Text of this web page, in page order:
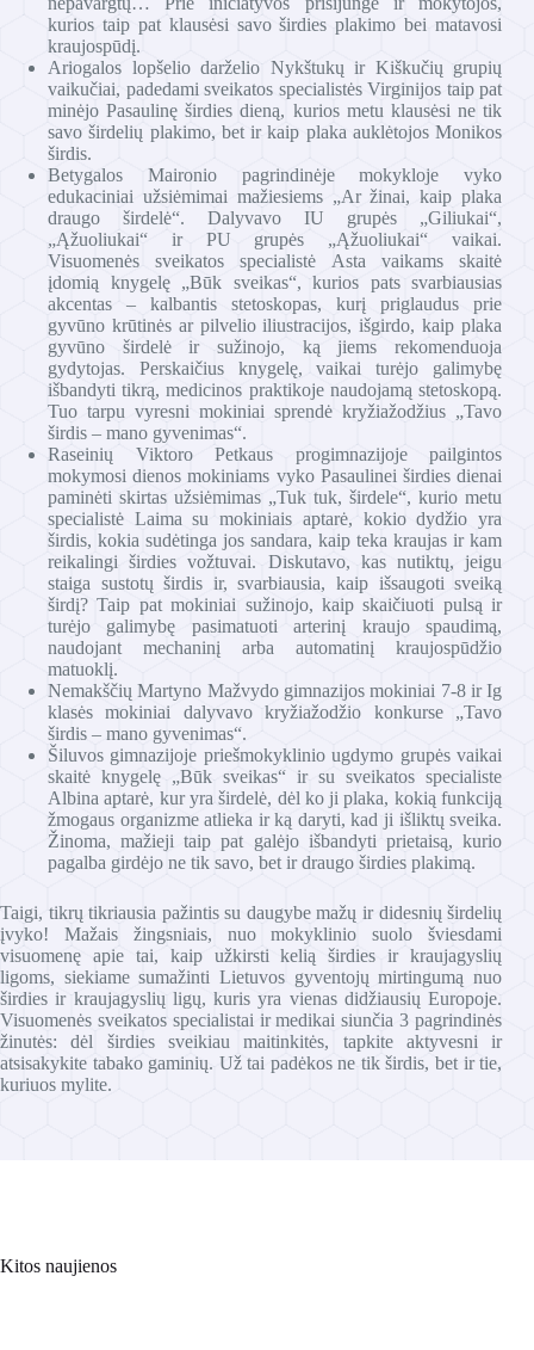
kurios taip pat klausėsi savo širdies plakimo bei matavosi
kraujospūdį.
Ariogalos lopšelio darželio Nykštukų ir Kiškučių grupių
vaikučiai, padedami sveikatos specialistės Virginijos taip pat
minėjo Pasaulinę širdies dieną, kurios metu klausėsi ne tik
savo širdelių plakimo, bet ir kaip plaka auklėtojos Monikos
širdis.
Betygalos Maironio pagrindinėje mokykloje vyko
edukaciniai užsiėmimai mažiesiems „Ar žinai, kaip plaka
draugo širdelė“. Dalyvavo IU grupės „Giliukai“,
„Ąžuoliukai“ ir PU grupės „Ąžuoliukai“ vaikai.
Visuomenės sveikatos specialistė Asta vaikams skaitė
įdomią knygelę „Būk sveikas“, kurios pats svarbiausias
akcentas – kalbantis stetoskopas, kurį priglaudus prie
gyvūno krūtinės ar pilvelio iliustracijos, išgirdo, kaip plaka
gyvūno širdelė ir sužinojo, ką jiems rekomenduoja
gydytojas. Perskaičius knygelę, vaikai turėjo galimybę
išbandyti tikrą, medicinos praktikoje naudojamą stetoskopą.
Tuo tarpu vyresni mokiniai sprendė kryžiažodžius „Tavo
širdis – mano gyvenimas“.
Raseinių Viktoro Petkaus progimnazijoje pailgintos
mokymosi dienos mokiniams vyko Pasaulinei širdies dienai
paminėti skirtas užsiėmimas „Tuk tuk, širdele“, kurio metu
specialistė Laima su mokiniais aptarė, kokio dydžio yra
širdis, kokia sudėtinga jos sandara, kaip teka kraujas ir kam
reikalingi širdies vožtuvai. Diskutavo, kas nutiktų, jeigu
staiga sustotų širdis ir, svarbiausia, kaip išsaugoti sveiką
širdį? Taip pat mokiniai sužinojo, kaip skaičiuoti pulsą ir
turėjo galimybę pasimatuoti arterinį kraujo spaudimą,
naudojant mechaninį arba automatinį kraujospūdžio
matuoklį.
Nemakščių Martyno Mažvydo gimnazijos mokiniai 7-8 ir Ig
klasės mokiniai dalyvavo kryžiažodžio konkurse „Tavo
širdis – mano gyvenimas“.
Šiluvos gimnazijoje priešmokyklinio ugdymo grupės vaikai
skaitė knygelę „Būk sveikas“ ir su sveikatos specialiste
Albina aptarė, kur yra širdelė, dėl ko ji plaka, kokią funkciją
žmogaus organizme atlieka ir ką daryti, kad ji išliktų sveika.
Žinoma, mažieji taip pat galėjo išbandyti prietaisą, kurio
pagalba girdėjo ne tik savo, bet ir draugo širdies plakimą.
Taigi, tikrų tikriausia pažintis su daugybe mažų ir didesnių širdelių
įvyko! Mažais žingsniais, nuo mokyklinio suolo šviesdami
visuomenę apie tai, kaip užkirsti kelią širdies ir kraujagyslių
ligoms, siekiame sumažinti Lietuvos gyventojų mirtingumą nuo
širdies ir kraujagyslių ligų, kuris yra vienas didžiausių Europoje.
Visuomenės sveikatos specialistai ir medikai siunčia 3 pagrindinės
žinutės: dėl širdies sveikiau maitinkitės, tapkite aktyvesni ir
atsisakykite tabako gaminių. Už tai padėkos ne tik širdis, bet ir tie,
kuriuos mylite.
Kitos naujienos